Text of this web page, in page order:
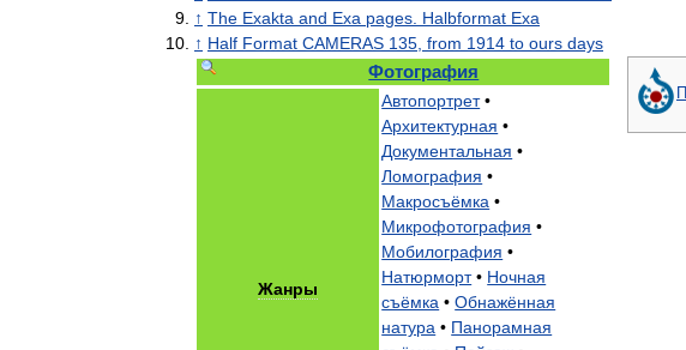
↑ The Exakta and Exa pages Halbformat Exa
↑ Half Format CAMERAS 135 from 1914 to ours days
Фотография
Жанры
Автопортрет•
Архитектурная •
Документальная •
Ломография •
Макросъёмка •
Микрофотография •
Мобилография •
Натюрморт• Ночная
съёмка •Обнажённая
натура • Панорамная